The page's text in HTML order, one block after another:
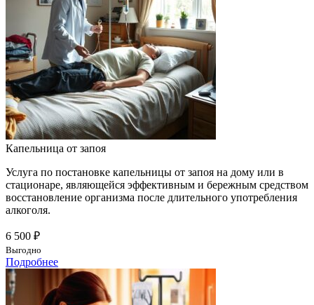
Капельница от запоя
Услуга по постановке капельницы от запоя на дому или в
стационаре, являющейся эффективным и бережным средством
восстановление организма после длительного употребления
алкоголя.
6 500 ₽
Выгодно
Подробнее